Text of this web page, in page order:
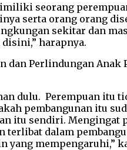
seorang
serta orang orang
sekitar dan
harapnya.
dan Perlindungan
dulu. Perempuan itu
pembangunan itu
itu sendiri.
terlibat dalam
yang mempengaruhi,”